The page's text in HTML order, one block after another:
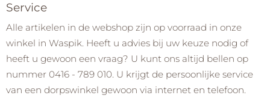
Service
Alle artikelen in de webshop zijn op voorraad in onze
winkel in Waspik. Heeft u advies bij uw keuze nodig of
heeft u gewoon een vraag? U kunt ons altijd bellen op
nummer 0416 - 789 010. U krijgt de persoonlijke service
van een dorpswinkel gewoon via internet en telefoon.